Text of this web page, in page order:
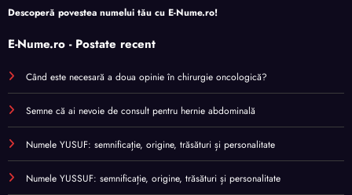
Descoperă povestea numelui tău cu E-Nume.ro!
E-Nume.ro - Postate recent
Când este necesară a doua opinie în chirurgie oncologică?
Semne că ai nevoie de consult pentru hernie abdominală
Numele YUSUF: semnificație, origine, trăsături și personalitate
Numele YUSSUF: semnificație, origine, trăsături și personalitate